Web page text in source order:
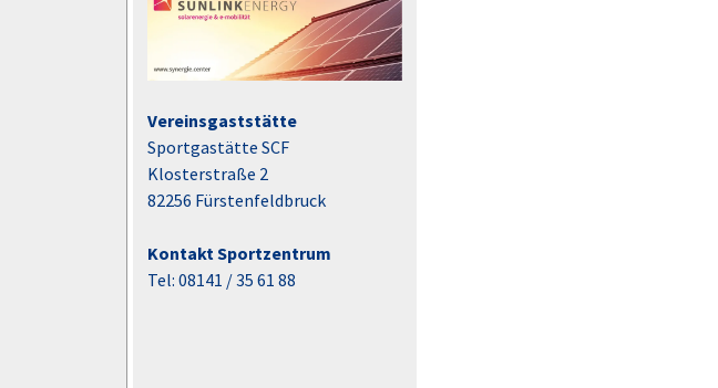
Vereinsgaststätte
Sportgastätte SCF
Klosterstraße 2
82256 Fürstenfeldbruck
Kontakt Sportzentrum
Tel: 08141 / 35 61 88